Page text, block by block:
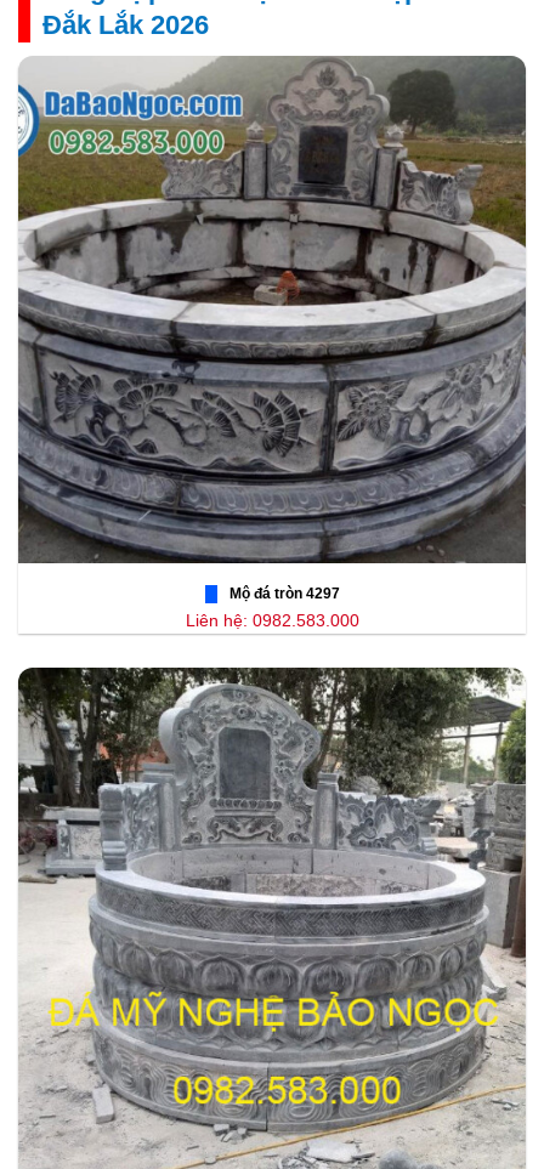
Đắk Lắk 2026
Mộ đá tròn 4297
Liên hệ: 0982.583.000